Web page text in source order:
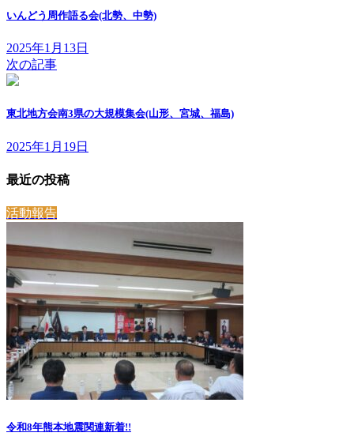
いんどう周作語る会(北勢、中勢)
2025年1月13日
次の記事
東北地方会南3県の大規模集会(山形、宮城、福島)
2025年1月19日
最近の投稿
活動報告
令和8年熊本地震関連新着!!